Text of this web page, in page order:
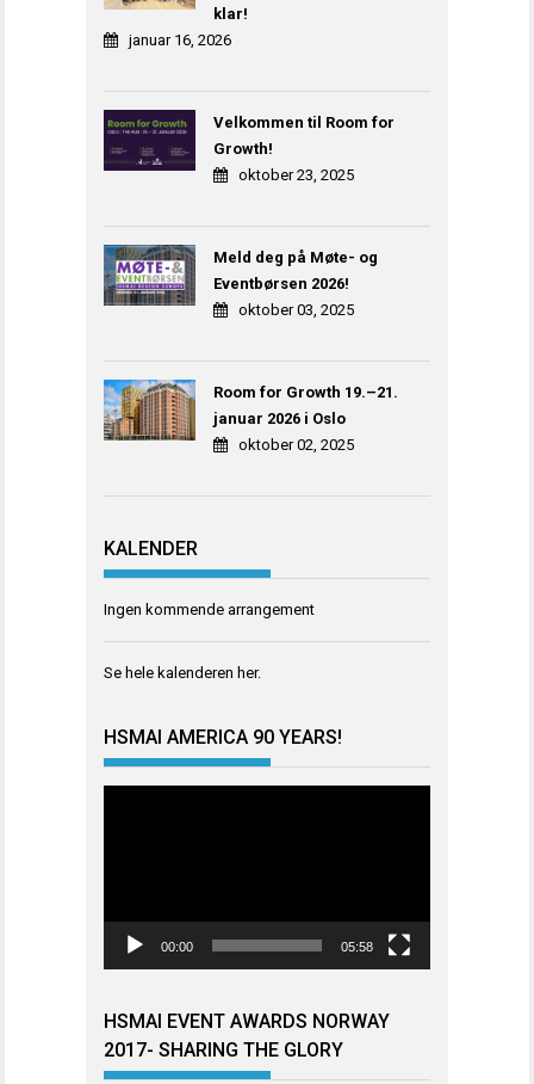
klar!
januar 16, 2026
Velkommen til Room for
Growth!
oktober 23, 2025
Meld deg på Møte- og
Eventbørsen 2026!
oktober 03, 2025
Room for Growth 19.–21.
januar 2026 i Oslo
oktober 02, 2025
KALENDER
Ingen kommende arrangement
Se hele kalenderen her.
HSMAI AMERICA 90 YEARS!
00:00 05:58
HSMAI EVENT AWARDS NORWAY
2017- SHARING THE GLORY